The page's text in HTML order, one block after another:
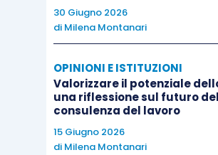
30 Giugno 2026
di Milena Montanari
OPINIONI E ISTITUZIONI
Valorizzare il potenziale
una riflessione sul futuro
consulenza del lavoro
15 Giugno 2026
di Milena Montanari